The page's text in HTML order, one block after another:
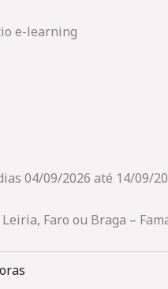
e-learning
04/09/2026 até 14/09/
Faro ou Braga –